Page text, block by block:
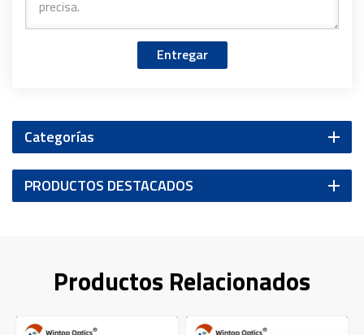
Entregar
Categorías
PRODUCTOS DESTACADOS
Productos Relacionados